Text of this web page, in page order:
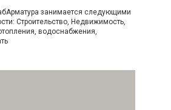
занимается следующими
Строительство, Недвижимость,
водоснабжения,